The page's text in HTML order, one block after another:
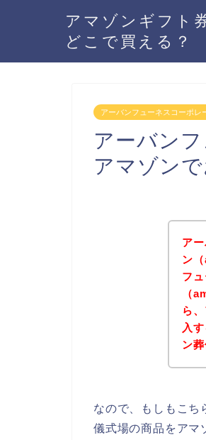
アマゾンギフト
どこで買える？
アーバンフューネスコーポレ
アーバン
アマゾン
ア
ン
フ
（
ら
入
ン
なので、もしもこち
儀式場の商品をアマ